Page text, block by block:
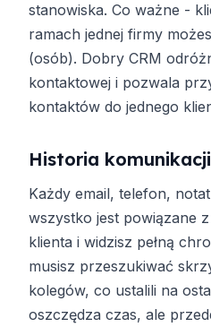
stanowiska. Co ważne -
ramach jednej firmy
(osób). Dobry CRM
kontaktowej i pozwala
kontaktów do jednego
Historia komunikacji
Każdy email, telefon,
wszystko jest powiązane
klienta i widzisz pełną
musisz przeszukiwać
kolegów, co ustalili na
oszczędza czas, ale